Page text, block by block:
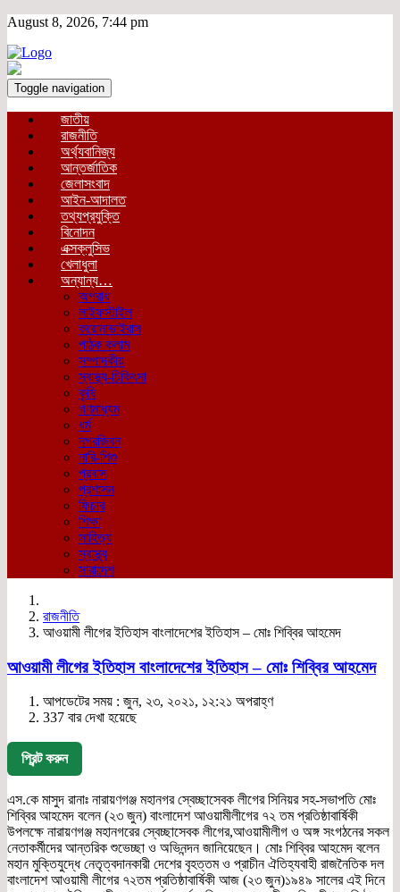
August 8, 2026, 7:44 pm
Toggle navigation
জাতীয়
রাজনীতি
অর্থ্যবানিজ্য
আন্তর্জাতিক
জেলাসংবাদ
আইন-আদালত
তথ্যপ্রযুক্তি
বিনোদন
এক্সক্লুসিভ
খেলাধুলা
অন্যান্য…
অপরাধ
লাইফস্টাইল
করোনাভাইরাস
পাঠক কলাম
সম্পাদকীয়
স্বাস্থ্য-চিকিৎসা
কৃষি
গণমাধ্যম
ধর্ম
নগরজিবন
নারি-শিশু
প্রবাস
প্রশাসন
ফিচার
শিক্ষা
সাহিত্য
স্বাস্থ্য
সারাদেশ
রাজনীতি
আওয়ামী লীগের ইতিহাস বাংলাদেশের ইতিহাস – মোঃ শিব্বির আহমেদ
আওয়ামী লীগের ইতিহাস বাংলাদেশের ইতিহাস – মোঃ শিব্বির আহমেদ
আপডেটের সময় : জুন, ২৩, ২০২১, ১২:২১ অপরাহ্ণ
337 বার দেখা হয়েছে
প্রিন্ট করুন
এস.কে মাসুদ রানাঃ নারায়ণগঞ্জ মহানগর স্বেচ্ছাসেবক লীগের সিনিয়র সহ-সভাপতি মোঃ
শিব্বির আহমেদ বলেন (২৩ জুন) বাংলাদেশ আওয়ামীলীগের ৭২ তম প্রতিষ্ঠাবার্ষিকী
উপলক্ষে নারায়ণগঞ্জ মহানগরের স্বেচ্ছাসেবক লীগের,আওয়ামীলীগ ও অঙ্গ সংগঠনের সকল
নেতাকর্মীদের আন্তরিক শুভেচ্ছা ও অভিনন্দন জানিয়েছেন। মোঃ শিব্বির আহমেদ বলেন
মহান মুক্তিযুদ্ধে নেতৃত্বদানকারী দেশের বৃহত্তম ও প্রাচীন ঐতিহ্যবাহী রাজনৈতিক দল
বাংলাদেশ আওয়ামী লীগের ৭২তম প্রতিষ্ঠাবার্ষিকী আজ (২৩ জুন)১৯৪৯ সালের এই দিনে